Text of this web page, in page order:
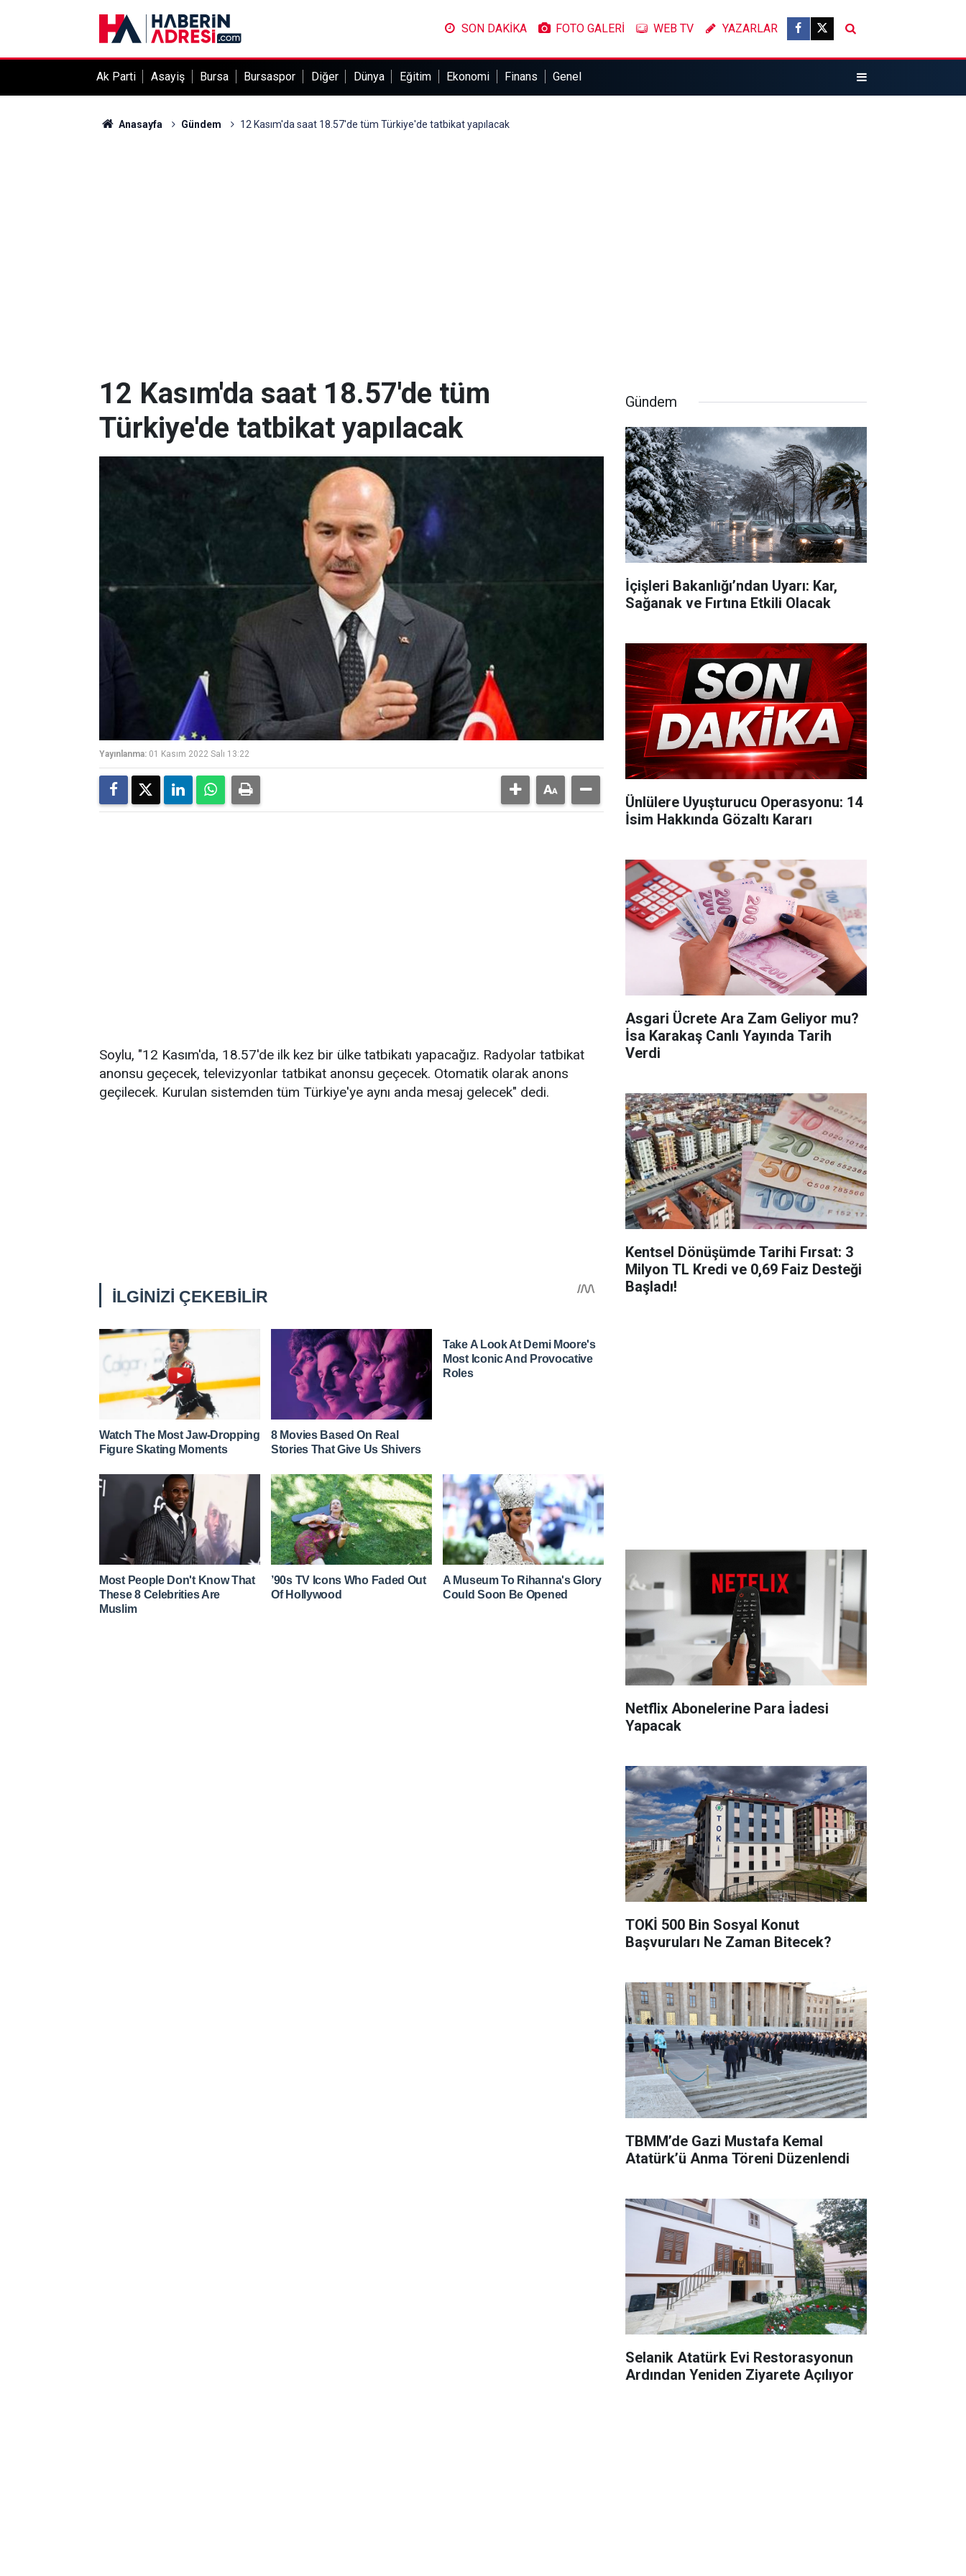
SON DAKİKA FOTO GALERİ WEB TV YAZARLAR
Ak Parti Asayiş Bursa Bursaspor Diğer Dünya Eğitim Ekonomi Finans Genel
Anasayfa Gündem 12 Kasım'da saat 18.57'de tüm Türkiye'de tatbikat yapılacak
12 Kasım'da saat 18.57'de tüm
Türkiye'de tatbikat yapılacak
Yayınlanma: 01 Kasım 2022 Salı 13:22
Soylu, "12 Kasım'da, 18.57'de ilk kez bir ülke tatbikatı yapacağız. Radyolar tatbikat
anonsu geçecek, televizyonlar tatbikat anonsu geçecek. Otomatik olarak anons
geçilecek. Kurulan sistemden tüm Türkiye'ye aynı anda mesaj gelecek" dedi.
Gündem
İçişleri Bakanlığı’ndan Uyarı: Kar,
Sağanak ve Fırtına Etkili Olacak
Ünlülere Uyuşturucu Operasyonu: 14
İsim Hakkında Gözaltı Kararı
Asgari Ücrete Ara Zam Geliyor mu?
İsa Karakaş Canlı Yayında Tarih
Verdi
Kentsel Dönüşümde Tarihi Fırsat: 3
Milyon TL Kredi ve 0,69 Faiz Desteği
Başladı!
Netflix Abonelerine Para İadesi
Yapacak
TOKİ 500 Bin Sosyal Konut
Başvuruları Ne Zaman Bitecek?
TBMM’de Gazi Mustafa Kemal
Atatürk’ü Anma Töreni Düzenlendi
Selanik Atatürk Evi Restorasyonun
Ardından Yeniden Ziyarete Açılıyor